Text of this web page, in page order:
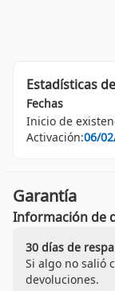
Estadísticas
Fechas
Inicio de
Activación:06/
Garantía
Información de
30 días de
Si algo no salió
devoluciones.